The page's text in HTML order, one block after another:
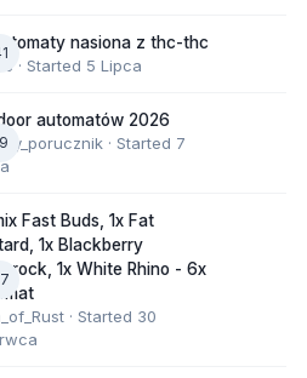
nasiona z thc-thc
· Started 5 Lipca
automatów 2026
· Started 7
Fast Buds, 1x Fat
1x Blackberry
1x White Rhino - 6x
· Started 30